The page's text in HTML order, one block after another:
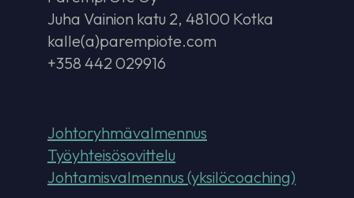
Juha Vainion katu 2, 48100 Kotka
kalle(a)parempiote.com
+358 442 029916
Johtoryhmävalmennus
Työyhteisösovittelu
Johtamisvalmennus (yksilöcoaching)